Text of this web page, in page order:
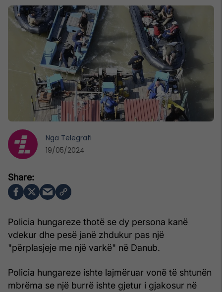
Policia hungareze thotë se dy persona kanë
vdekur dhe pesë janë zhdukur pas një
"përplasjeje me një varkë" në Danub.
Policia hungareze ishte lajmëruar vonë të shtunën
mbrëma se një burrë ishte gjetur i gjakosur në
Nga Telegrafi
19/05/2024